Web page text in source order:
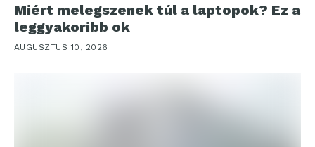
Miért melegszenek túl a laptopok? Ez a
leggyakoribb ok
AUGUSZTUS 10, 2026